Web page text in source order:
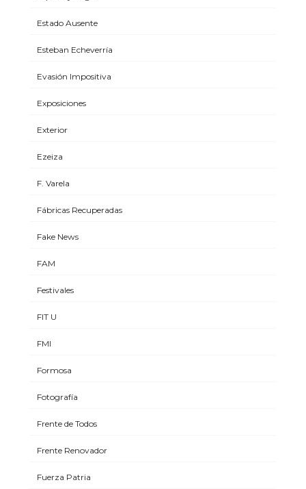
Estado Ausente
Esteban Echeverría
Evasión Impositiva
Exposiciones
Exterior
Ezeiza
F. Varela
Fábricas Recuperadas
Fake News
FAM
Festivales
FIT U
FMI
Formosa
Fotografía
Frente de Todos
Frente Renovador
Fuerza Patria